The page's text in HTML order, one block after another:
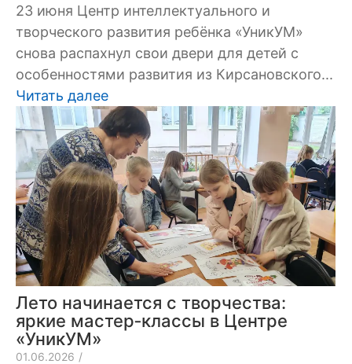
23 июня Центр интеллектуального и
творческого развития ребёнка «УникУМ»
снова распахнул свои двери для детей с
особенностями развития из Кирсановского...
Читать далее
Лето начинается с творчества:
яркие мастер‑классы в Центре
«УникУМ»
01.06.2026 /